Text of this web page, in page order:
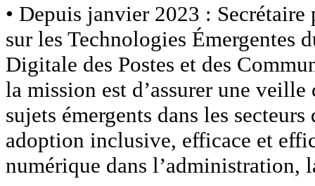
• Depuis janvier 2023 :
sur les Technologies
Digitale des Postes et des
la mission est d’assurer une
sujets émergents dans les
adoption inclusive, efficace et
numérique dans l’administration,